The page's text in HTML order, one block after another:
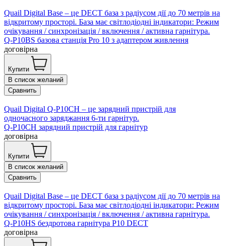
Quail Digital Base – це DECT база з радіусом дії до 70 метрів на
відкритому просторі. База має світлодіодні індикатори: Режим
очікування / синхронізація / включення / активна гарнітура.
Q-P10BS базова станція Pro 10 з адаптером живлення
договірна
Купити
В список желаний
Сравнить
Quail Digital Q-P10CH – це зарядний пристрій для
одночасного заряджання 6-ти гарнітур.
Q-P10CH зарядний пристрій для гарнітур
договірна
Купити
В список желаний
Сравнить
Quail Digital Base – це DECT база з радіусом дії до 70 метрів на
відкритому просторі. База має світлодіодні індикатори: Режим
очікування / синхронізація / включення / активна гарнітура.
Q-P10HS бездротова гарнітура P10 DECT
договірна